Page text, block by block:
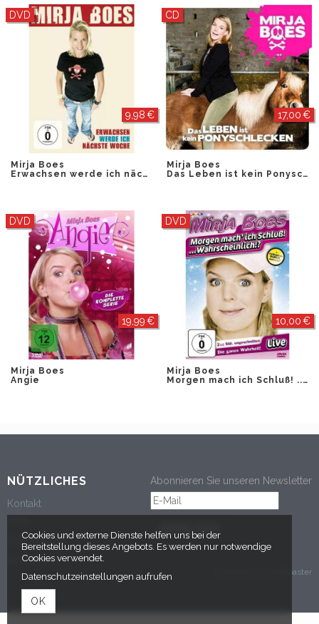
DVD
9,98 €
Mirja Boes
Erwachsen werde ich nächste Woche
CD
17,00 €
Mirja Boes
Das Leben ist kein Ponyschlecken
DVD
19,99 €
Mirja Boes
Angie
DVD
10,00 €
Mirja Boes
Morgen mach ich Schluß! ... Wahrscheinlich!
NÜTZLICHES
Kontakt
Datenschutz
Impressum
Abonnieren Sie unseren Newsletter
powered by tickettoaster
Cookies und externe Dienste helfen uns bei der
Bereitstellung dieses Angebots. Es werden nur notwendige
Cookies verwendet.
Datenschutzeinstellungen aufrufen
OK